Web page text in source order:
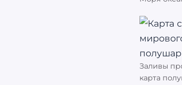
Заливы
карта